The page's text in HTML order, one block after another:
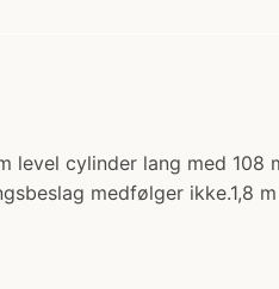
level cylinder lang med 108
medfølger ikke.1,8